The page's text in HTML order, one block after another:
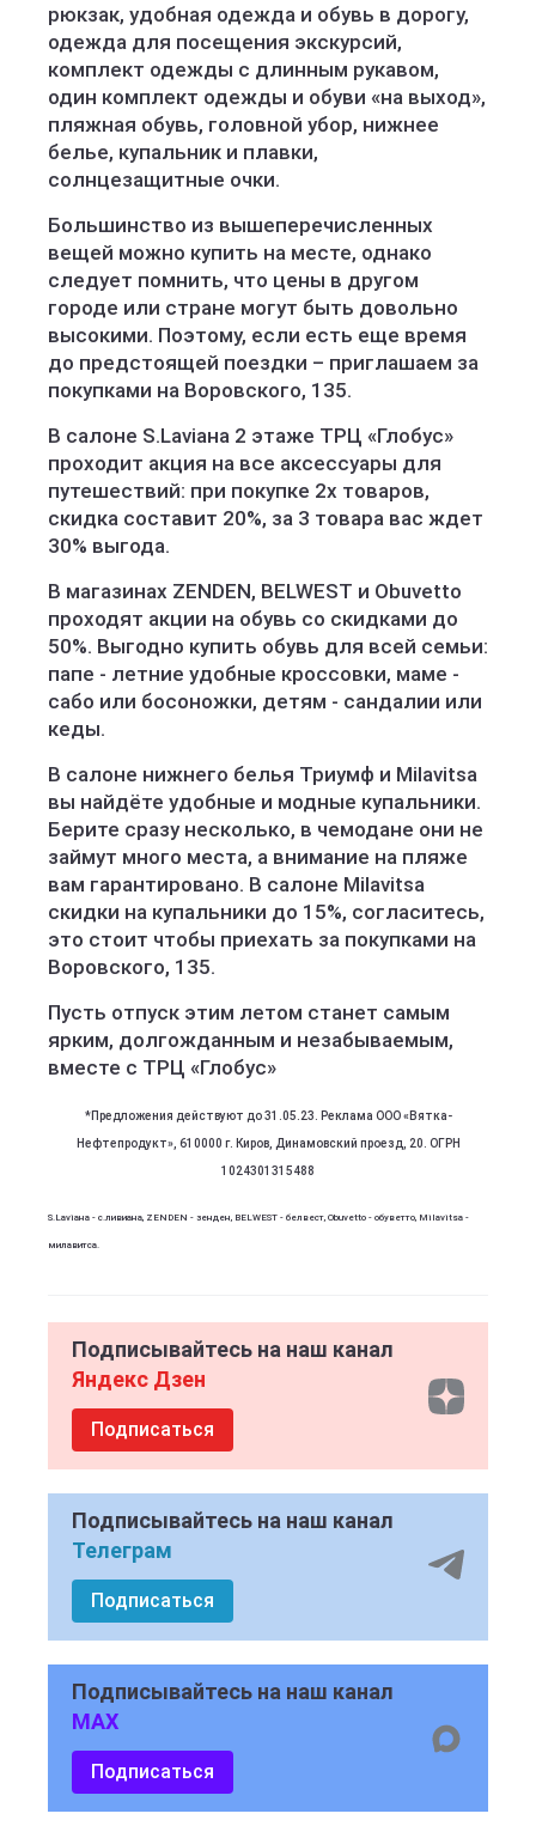
рюкзак, удобная одежда и обувь в дорогу,
одежда для посещения экскурсий,
комплект одежды с длинным рукавом,
один комплект одежды и обуви «на выход»,
пляжная обувь, головной убор, нижнее
белье, купальник и плавки,
солнцезащитные очки.
Большинство из вышеперечисленных
вещей можно купить на месте, однако
следует помнить, что цены в другом
городе или стране могут быть довольно
высокими. Поэтому, если есть еще время
до предстоящей поездки – приглашаем за
покупками на Воровского, 135.
В салоне S.Laviaна 2 этаже ТРЦ «Глобус»
проходит акция на все аксессуары для
путешествий: при покупке 2х товаров,
скидка составит 20%, за 3 товара вас ждет
30% выгода.
В магазинах ZENDEN, BELWEST и Obuvetto
проходят акции на обувь со скидками до
50%. Выгодно купить обувь для всей семьи:
папе - летние удобные кроссовки, маме -
сабо или босоножки, детям - сандалии или
кеды.
В салоне нижнего белья Триумф и Milavitsa
вы найдёте удобные и модные купальники.
Берите сразу несколько, в чемодане они не
займут много места, а внимание на пляже
вам гарантировано. В салоне Milavitsa
скидки на купальники до 15%, согласитесь,
это стоит чтобы приехать за покупками на
Воровского, 135.
Пусть отпуск этим летом станет самым
ярким, долгожданным и незабываемым,
вместе с ТРЦ «Глобус»
*Предложения действуют до 31.05.23. Реклама ООО «Вятка-
Нефтепродукт», 610000 г. Киров, Динамовский проезд, 20. ОГРН
1024301315488
S.Laviaна - с.ливиана, ZENDEN - зенден, BELWEST - белвест, Obuvetto - обуветто, Milavitsa -
милавитса.
Подписывайтесь на наш канал
Яндекс Дзен
Подписаться
Подписывайтесь на наш канал
Телеграм
Подписаться
Подписывайтесь на наш канал
MAX
Подписаться